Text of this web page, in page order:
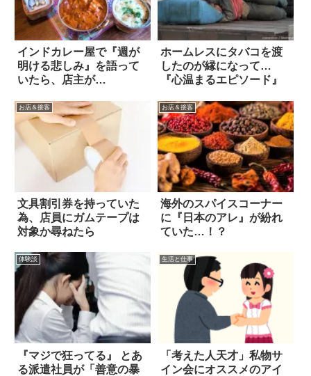
インドカレー屋で『週が
明ける悲しみ』を語って
いたら、店主が…
ホームレスにタバコを渡
したのが縁になって…
『心温まるエピソード』
お店＆接客
文具割引券を持っていた
為、店員にガムテープは
対象か尋ねたら
お店＆接客
海外のスパイスコーナー
に『日本のアレ』が紛れ
ていた…！？
体験談
『マジで狂ってる』 とあ
る派遣社員が「善意の暴
生活と仕事
「考えた人天才」私物サ
イン会にオススメのアイ